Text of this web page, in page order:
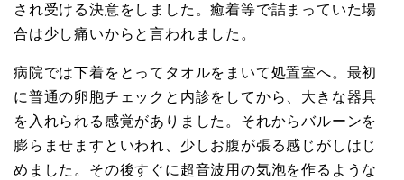
され受ける決意をしました。癒着等で詰まっていた場
合は少し痛いからと言われました。
病院では下着をとってタオルをまいて処置室へ。最初
に普通の卵胞チェックと内診をしてから、大きな器具
を入れられる感覚がありました。それからバルーンを
膨らませますといわれ、少しお腹が張る感じがしはじ
めました。その後すぐに超音波用の気泡を作るような